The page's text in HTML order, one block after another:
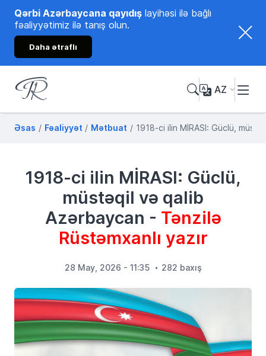
Qərbi Azərbaycana qayıdış layihəsi ilə bağlı
fəaliyyətimiz ilə tanış olun.
Daha ətraflı
Tənzilə Rüstəmxanlı
AZ
Əsas Fəaliyyət Mətbuat 1918-ci ilin MİRASI: Güclü,
1918-ci ilin MİRASI: Güclü,
müstəqil və qalib
Azərbaycan - Tənzilə
Rüstəmxanlı yazır
28 May, 2026 - 11:35 282 baxış